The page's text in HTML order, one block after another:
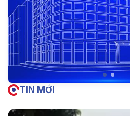
TIN MỚI